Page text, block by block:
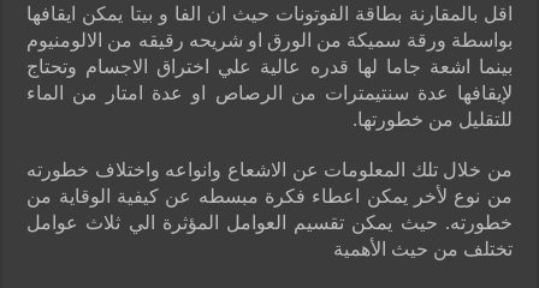
اقل بالمقارنة بطاقة الفوتونات حيث ان الفا و بيتا يمكن ايقافها
بواسطة ورقة سميكة من الورق او شريحه رقيقه من الالومنيوم
بينما اشعة جاما لها قدره عالية علي اختراق الاجسام وتحتاج
لإيقافها عدة سنتيمترات من الرصاص او عدة امتار من الماء
للتقليل من خطورتها.
من خلال تلك المعلومات عن الاشعاع وانواعه واختلاف خطورته
من نوع لأخر يمكن اعطاء فكرة مبسطه عن كيفية الوقاية من
خطورته. حيث يمكن تقسيم العوامل المؤثرة الي ثلاث عوامل
تختلف من حيث الأهمية